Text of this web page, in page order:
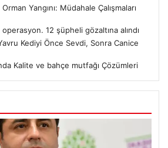
Yangını: Müdahale Çalışmaları
operasyon. 12 şüpheli gözaltına alındı
Kediyi Önce Sevdi, Sonra Canice
Kalite ve bahçe mutfağı Çözümleri